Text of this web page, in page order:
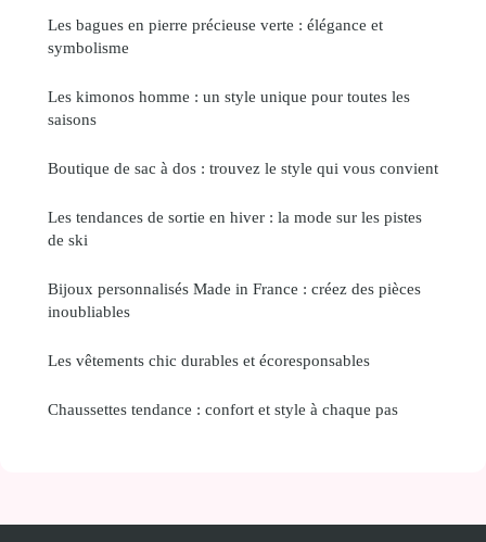
Les bagues en pierre précieuse verte : élégance et
symbolisme
Les kimonos homme : un style unique pour toutes les
saisons
Boutique de sac à dos : trouvez le style qui vous convient
Les tendances de sortie en hiver : la mode sur les pistes
de ski
Bijoux personnalisés Made in France : créez des pièces
inoubliables
Les vêtements chic durables et écoresponsables
Chaussettes tendance : confort et style à chaque pas